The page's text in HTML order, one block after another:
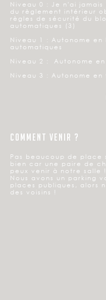
Niveau 0 : Je n'ai
du règlement intérieur
règles de sécurité du
automatiques (3)
Niveau 1 : Autonome
automatiques
Niveau 2 : Autonome
Niveau 3 : Autonome en
COMMENT VENIR ?
Pas beaucoup de place
bien car une paire de
peux venir à notre salle !
Nous avons un parking
places publiques, alors
des voisins !